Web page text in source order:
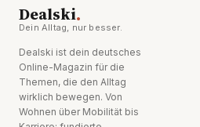
Dealski.
Dein Alltag, nur besser.
Dealski ist dein deutsches
Online-Magazin für die
Themen, die den Alltag
wirklich bewegen. Von
Wohnen über Mobilität bis